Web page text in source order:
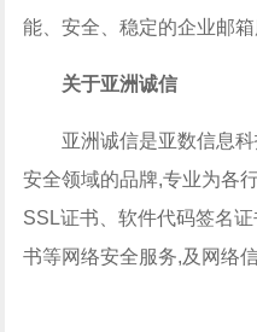
能、安全、稳定的企业邮箱
关于亚洲诚信
亚洲诚信是亚数信息科
安全领域的品牌,专业为各
SSL证书、软件代码签名
书等网络安全服务,及网络